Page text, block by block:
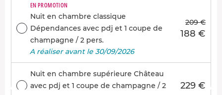
EN PROMOTION
Nuit en chambre classique
Dépendances avec pdj et 1 coupe de
champagne / 2 pers.
209 €
188 €
A réaliser avant le 30/09/2026
Nuit en chambre supérieure Château
avec pdj et 1 coupe de champagne / 2
229 €